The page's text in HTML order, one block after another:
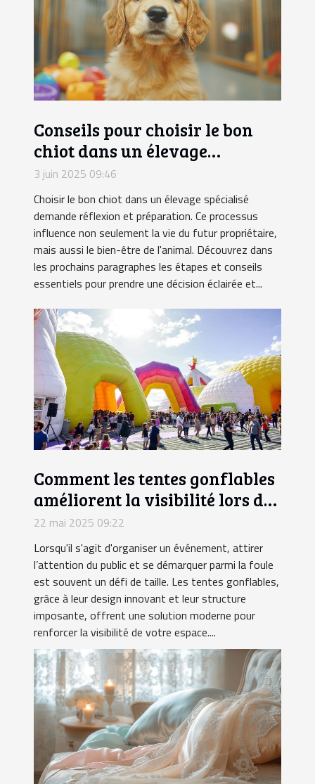
Conseils pour choisir le bon
chiot dans un élevage
spécialisé
3 juin 2025 09:46
Choisir le bon chiot dans un élevage spécialisé
demande réflexion et préparation. Ce processus
influence non seulement la vie du futur propriétaire,
mais aussi le bien-être de l'animal. Découvrez dans
les prochains paragraphes les étapes et conseils
essentiels pour prendre une décision éclairée et...
Comment les tentes gonflables
améliorent la visibilité lors des
événements
22 mai 2025 09:22
Lorsqu'il s'agit d'organiser un événement, attirer
l’attention du public et se démarquer parmi la foule
est souvent un défi de taille. Les tentes gonflables,
grâce à leur design innovant et leur structure
imposante, offrent une solution moderne pour
renforcer la visibilité de votre espace....